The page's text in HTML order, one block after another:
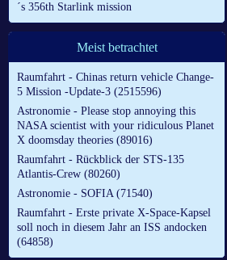
´s 356th Starlink mission
Meist betrachtet
Raumfahrt - Chinas return vehicle Change-
5 Mission -Update-3 (2515596)
Astronomie - Please stop annoying this
NASA scientist with your ridiculous Planet
X doomsday theories (89016)
Raumfahrt - Rückblick der STS-135
Atlantis-Crew (80260)
Astronomie - SOFIA (71540)
Raumfahrt - Erste private X-Space-Kapsel
soll noch in diesem Jahr an ISS andocken
(64858)